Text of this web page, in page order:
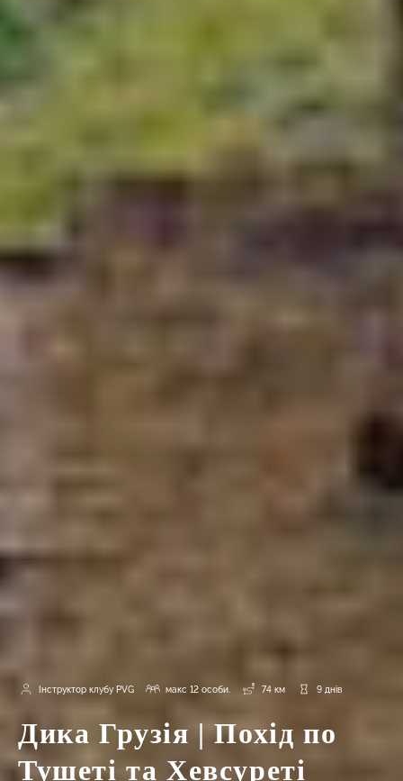
Інструктор клубу PVG макс 12 особи. 74 км 9 днів
Дика Грузія | Похід по
Тушеті та Хевсуреті